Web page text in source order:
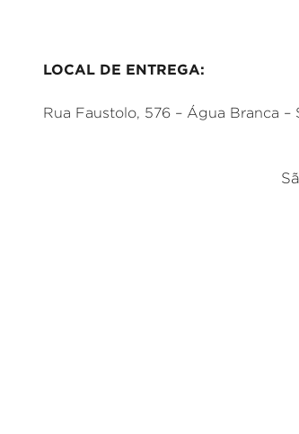
LOCAL DE ENTREGA:
Rua Faustolo, 576 – Água Branca –